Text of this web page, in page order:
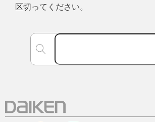
区切ってください。